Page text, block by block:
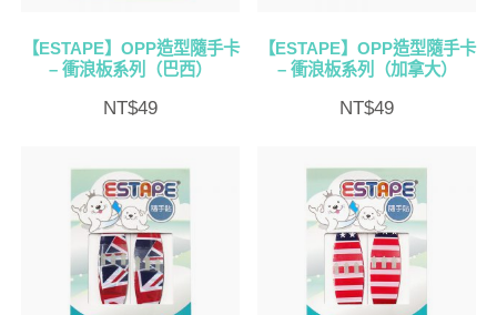
【ESTAPE】OPP造型隨手卡
– 衝浪板系列（巴西）
NT$49
【ESTAPE】OPP造型隨手卡
– 衝浪板系列（加拿大）
NT$49